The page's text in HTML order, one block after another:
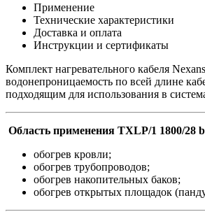
Применение
Технические характеристики
Доставка и оплата
Инструкции и сертификаты
Комплект нагревательного кабеля
водонепроницаемость по всей длине
подходящим для использования в
Область применения TXLP/1 1800/28
обогрев кровли;
обогрев трубопроводов;
обогрев накопительных баков;
обогрев открытых площадок